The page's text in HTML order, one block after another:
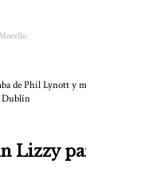
Lizzy para